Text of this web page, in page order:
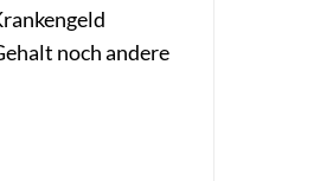
noch andere